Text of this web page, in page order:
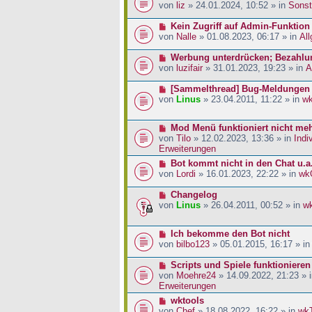
g
i
a
r
e
i
a
e
e
r
e
i
a
von liz » 24.01.2024, 10:52 » in
N
e
e
r
e
i
r
a
g
Kein Zugriff auf Admin-
von Nalle » 01.08.2023, 06:17 » in
N
e
e
r
e
t
r
a
g
Werbung unterdrücken;
von luzifair » 31.01.2023, 19:23 » in
N
e
e
B
e
t
a
g
[Sammelthread] Bug-Meldungen
von Linus » 23.04.2011, 11:22 » in
N
e
u
e
B
e
t
a
g
Mod Menü funktioniert nicht
von Tilo » 12.02.2023, 13:36 » in
Erweiterungen
N
e
e
r
e
t
r
a
g
Bot kommt nicht in den Chat u.a.
von
Lordi » 16.01.2023, 22:22 » in
N
e
e
B
e
t
r
a
g
Changelog
von Linus » 26.04.2011, 00:52 » in
N
e
e
r
B
e
Ich bekomme den Bot nicht
von bilbo123 » 05.01.2015, 16:17 » in
N
e
u
e
Scripts und Spiele
von Moehre24 » 14.09.2022, 21:23 »
Erweiterungen
Nwktools